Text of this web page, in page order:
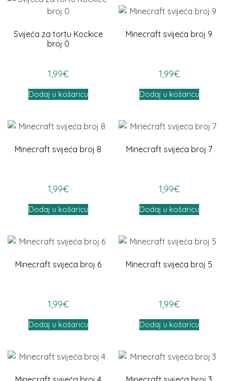
Svijeća za tortu Kockice
broj 0
1,99€
Dodaj u košaricu
Minecraft svijeća broj 9
1,99€
Dodaj u košaricu
Minecraft svijeća broj 8
1,99€
Dodaj u košaricu
Minecraft svijeća broj 7
1,99€
Dodaj u košaricu
Minecraft svijeća broj 6
1,99€
Dodaj u košaricu
Minecraft svijeća broj 5
1,99€
Dodaj u košaricu